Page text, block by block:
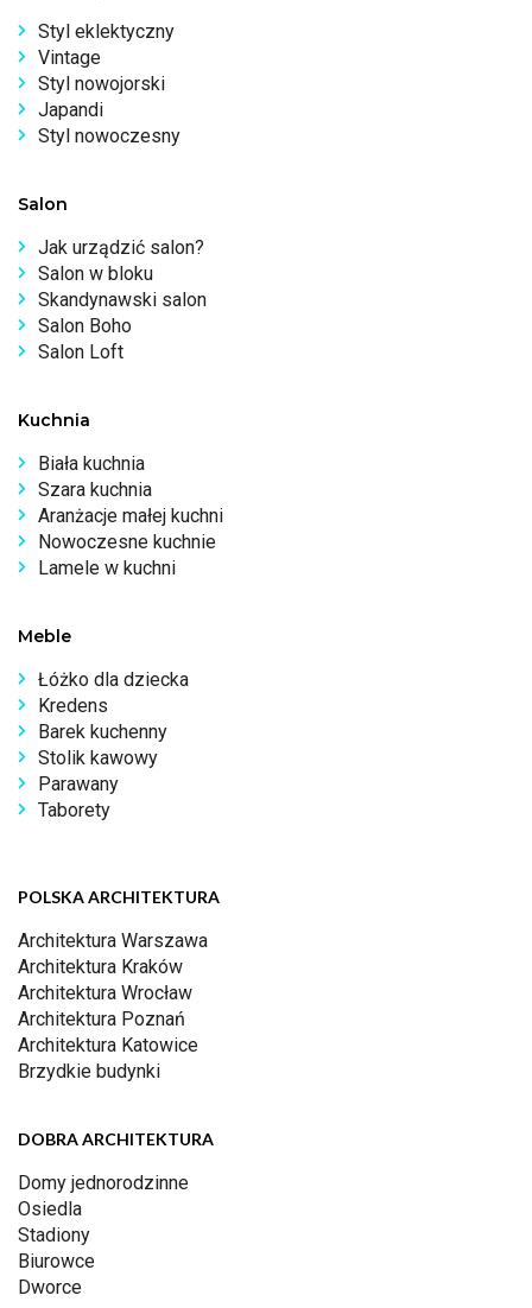
Styl eklektyczny
Vintage
Styl nowojorski
Japandi
Styl nowoczesny
Salon
Jak urządzić salon?
Salon w bloku
Skandynawski salon
Salon Boho
Salon Loft
Kuchnia
Biała kuchnia
Szara kuchnia
Aranżacje małej kuchni
Nowoczesne kuchnie
Lamele w kuchni
Meble
Łóżko dla dziecka
Kredens
Barek kuchenny
Stolik kawowy
Parawany
Taborety
POLSKA ARCHITEKTURA
Architektura Warszawa
Architektura Kraków
Architektura Wrocław
Architektura Poznań
Architektura Katowice
Brzydkie budynki
DOBRA ARCHITEKTURA
Domy jednorodzinne
Osiedla
Stadiony
Biurowce
Dworce